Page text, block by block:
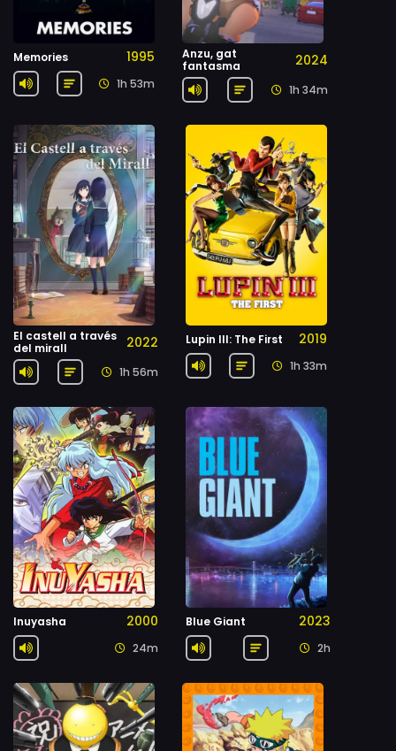
Memories 1995
1h 53m
Anzu, gat
fantasma
2024
1h 34m
El castell a través
del mirall
2022
1h 56m
Lupin III: The First 2019
1h 33m
Inuyasha 2000
24m
Blue Giant 2023
2h